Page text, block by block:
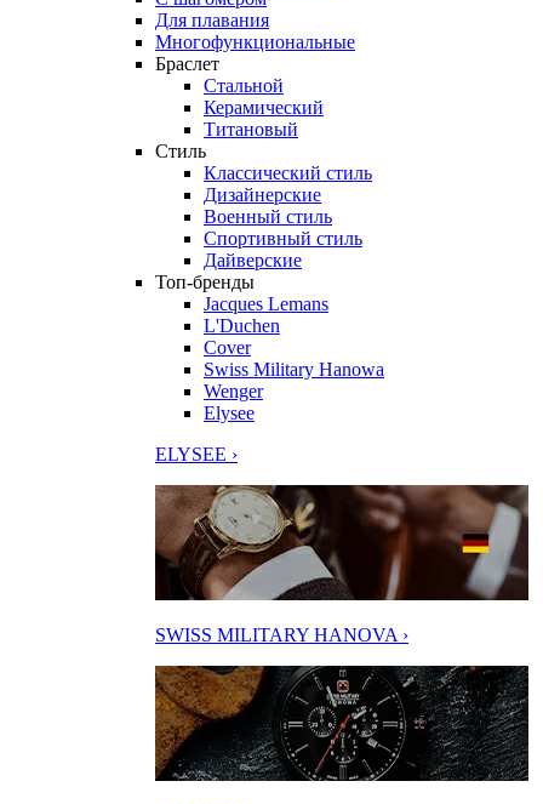
Для плавания
Многофункциональные
Браслет
Стальной
Керамический
Титановый
Стиль
Классический стиль
Дизайнерские
Военный стиль
Спортивный стиль
Дайверские
Топ-бренды
Jacques Lemans
L'Duchen
Cover
Swiss Military Hanowa
Wenger
Elysee
ELYSEE ›
SWISS MILITARY HANOVA ›